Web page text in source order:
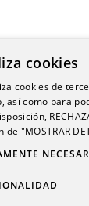
cookies
cookies de
así como para
"MOSTRAR